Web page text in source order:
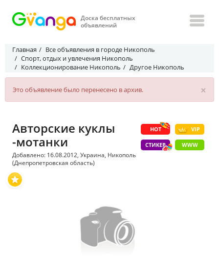
Доска бесплатных
объявлений
Главная
Все объявления в городе Никополь
Спорт, отдых и увлечения Никополь
Коллекционирование Никополь
Другое Никополь
×
Это объявление было перенесено в архив.
HOT VIP
СТИКЕР WWW
Авторские куклы
-мотанки
Добавлено: 16.08.2012, Украина, Никополь
(Днепропетровская область)